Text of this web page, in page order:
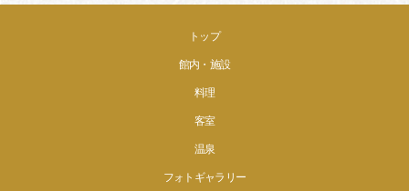
トップ
館内・施設
料理
客室
温泉
フォトギャラリー